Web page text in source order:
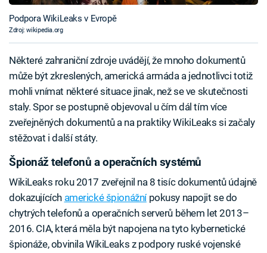
Podpora WikiLeaks v Evropě
Zdroj: wikipedia.org
Některé zahraniční zdroje uvádějí, že mnoho dokumentů
může být zkreslených, americká armáda a jednotlivci totiž
mohli vnímat některé situace jinak, než se ve skutečnosti
staly. Spor se postupně objevoval u čím dál tím více
zveřejněných dokumentů a na praktiky WikiLeaks si začaly
stěžovat i další státy.
Špionáž telefonů a operačních systémů
WikiLeaks roku 2017 zveřejnil na 8 tisíc dokumentů údajně
dokazujících americké špionážnípokusy napojit se do
chytrých telefonů a operačních serverů během let 2013–
2016. CIA, která měla být napojena na tyto kybernetické
špionáže, obvinila WikiLeaks z podpory ruské vojenské